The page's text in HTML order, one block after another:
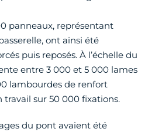
panneaux, représentant
ont ainsi été
puis reposés. À l’échelle du
entre 3 000 et 5 000 lames
lambourdes de renfort
travail sur 50 000 fixations.
du pont avaient été